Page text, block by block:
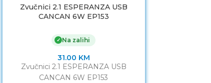
Zvučnici 2.1 ESPERANZA USB
CANCAN 6W EP153
✓ Na zalihi
31.00 KM
Zvučnici 2.1 ESPERANZA USB
CANCAN 6W EP153